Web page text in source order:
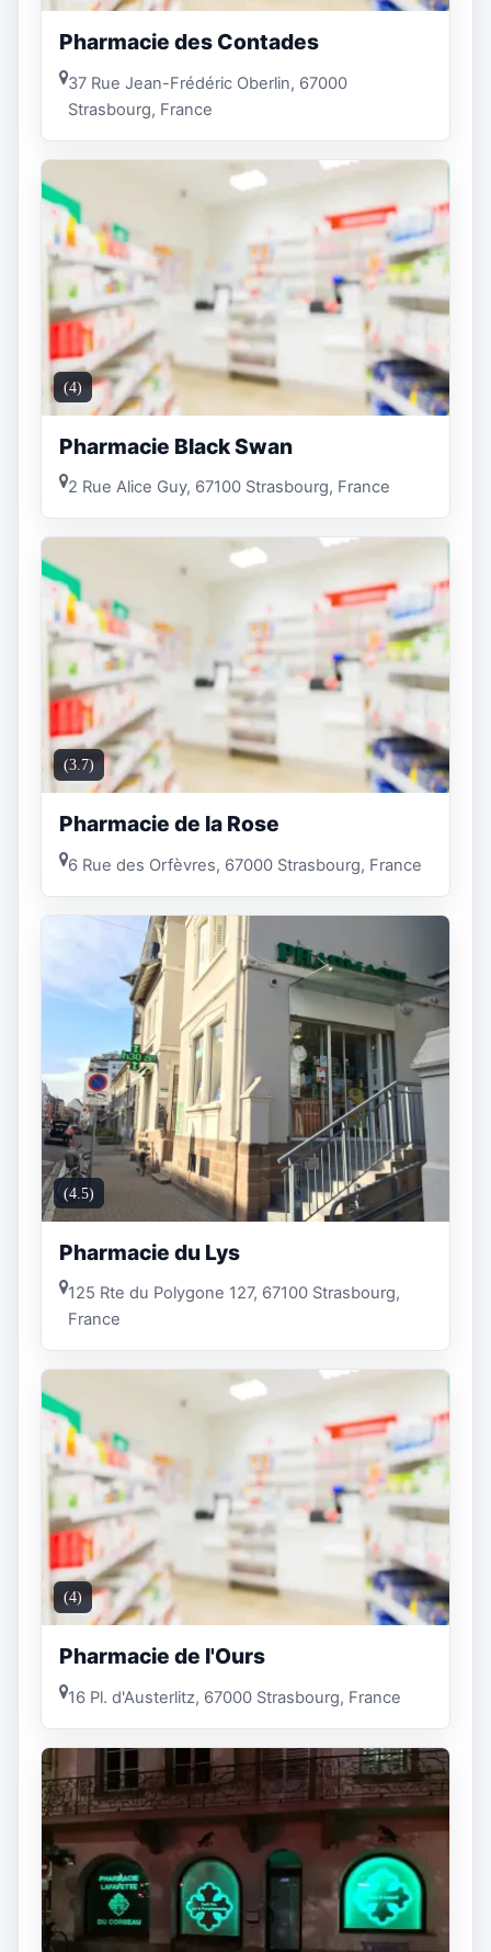
Pharmacie des Contades
37 Rue Jean-Frédéric Oberlin, 67000
Strasbourg, France
(4)
Pharmacie Black Swan
2 Rue Alice Guy, 67100 Strasbourg, France
(3.7)
Pharmacie de la Rose
6 Rue des Orfèvres, 67000 Strasbourg, France
(4.5)
Pharmacie du Lys
125 Rte du Polygone 127, 67100 Strasbourg,
France
(4)
Pharmacie de l'Ours
16 Pl. d'Austerlitz, 67000 Strasbourg, France